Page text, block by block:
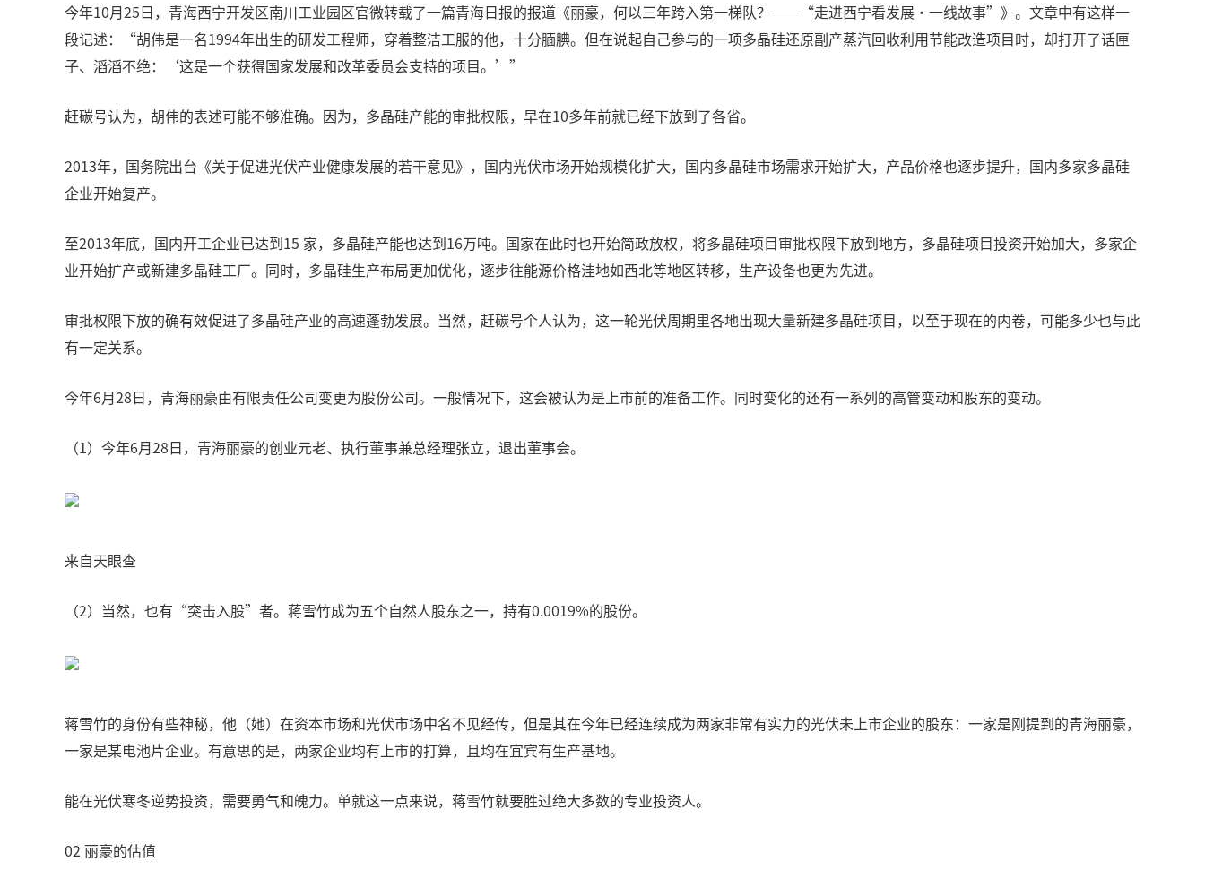
今年10月25日，青海西宁开发区南川工业园区官微转载了一篇青海日报的报道《丽豪，何以三年跨入第一梯队？——“走进西宁看发展·一线故事”》。文章中有这样一
段记述：“胡伟是一名1994年出生的研发工程师，穿着整洁工服的他，十分腼腆。但在说起自己参与的一项多晶硅还原副产蒸汽回收利用节能改造项目时，却打开了话匣
子、滔滔不绝：‘这是一个获得国家发展和改革委员会支持的项目。’”
赶碳号认为，胡伟的表述可能不够准确。因为，多晶硅产能的审批权限，早在10多年前就已经下放到了各省。
2013年，国务院出台《关于促进光伏产业健康发展的若干意见》，国内光伏市场开始规模化扩大，国内多晶硅市场需求开始扩大，产品价格也逐步提升，国内多家多晶硅
企业开始复产。
至2013年底，国内开工企业已达到15 家，多晶硅产能也达到16万吨。国家在此时也开始简政放权，将多晶硅项目审批权限下放到地方，多晶硅项目投资开始加大，多家企
业开始扩产或新建多晶硅工厂。同时，多晶硅生产布局更加优化，逐步往能源价格洼地如西北等地区转移，生产设备也更为先进。
审批权限下放的确有效促进了多晶硅产业的高速蓬勃发展。当然，赶碳号个人认为，这一轮光伏周期里各地出现大量新建多晶硅项目，以至于现在的内卷，可能多少也与此
有一定关系。
今年6月28日，青海丽豪由有限责任公司变更为股份公司。一般情况下，这会被认为是上市前的准备工作。同时变化的还有一系列的高管变动和股东的变动。
（1）今年6月28日，青海丽豪的创业元老、执行董事兼总经理张立，退出董事会。
来自天眼查
（2）当然，也有“突击入股”者。蒋雪竹成为五个自然人股东之一，持有0.0019%的股份。
蒋雪竹的身份有些神秘，他（她）在资本市场和光伏市场中名不见经传，但是其在今年已经连续成为两家非常有实力的光伏未上市企业的股东：一家是刚提到的青海丽豪，
一家是某电池片企业。有意思的是，两家企业均有上市的打算，且均在宜宾有生产基地。
能在光伏寒冬逆势投资，需要勇气和魄力。单就这一点来说，蒋雪竹就要胜过绝大多数的专业投资人。
02 丽豪的估值